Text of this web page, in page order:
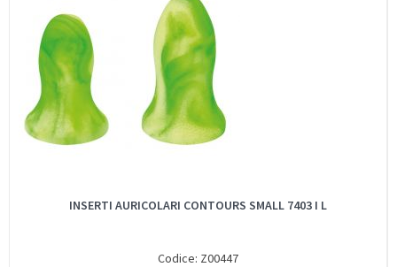
INSERTI AURICOLARI CONTOURS SMALL 7403 I L
Codice: Z00447